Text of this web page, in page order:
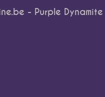
- Purple Dynamite